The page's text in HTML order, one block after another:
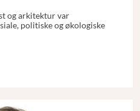
og arkitektur var
politiske og økologiske